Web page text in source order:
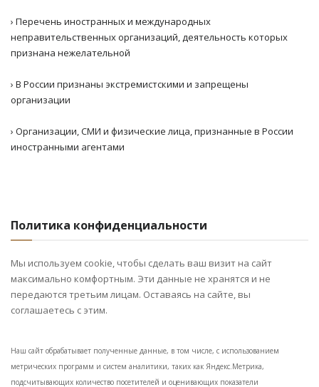
› Перечень иностранных и международных
неправительственных организаций, деятельность которых
признана нежелательной
› В России признаны экстремистскими и запрещены
организации
› Организации, СМИ и физические лица, признанные в России
иностранными агентами
Политика конфиденциальности
Мы используем cookie, чтобы сделать ваш визит на сайт
максимально комфортным. Эти данные не хранятся и не
передаются третьим лицам. Оставаясь на сайте, вы
соглашаетесь с этим.
Наш сайт обрабатывает полученные данные, в том числе, с использованием
метрических программ и систем аналитики, таких как Яндекс.Метрика,
подсчитывающих количество посетителей и оценивающих показатели